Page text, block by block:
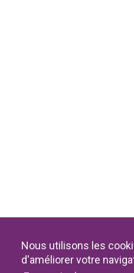
Nous utilisons les
d'améliorer votre